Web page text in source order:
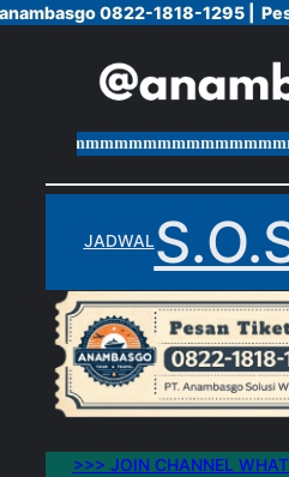
0822-1818-1295 |
JADWAL
>>> JOIN CHANNEL
0822-1818-1295 |